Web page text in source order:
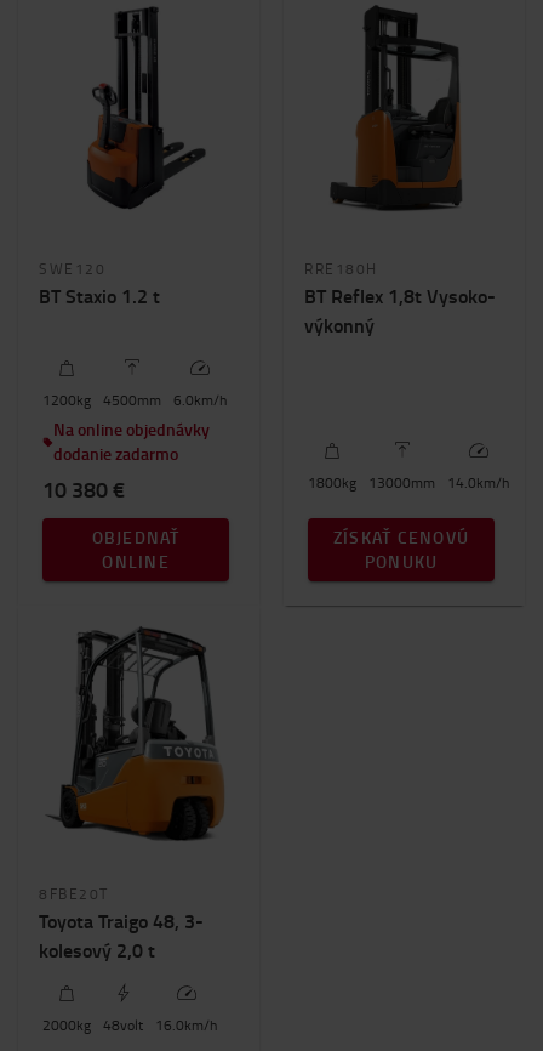
SWE120
BT Staxio 1.2 t
1200kg 4500mm 6.0km/h
Na online objednávky
dodanie zadarmo
10 380 €
OBJEDNAŤ
ONLINE
RRE180H
BT Reflex 1,8t Vysoko-
výkonný
1800kg 13000mm 14.0km/h
ZÍSKAŤ CENOVÚ
PONUKU
8FBE20T
Toyota Traigo 48, 3-
kolesový 2,0 t
2000kg 48volt 16.0km/h